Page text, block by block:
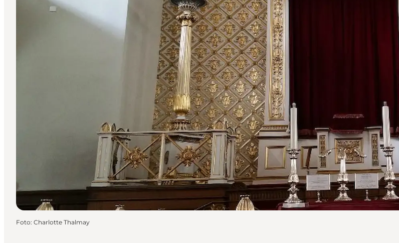
Planlæg din tur
Copenhagen Card
Foto: Charlotte Thalmay